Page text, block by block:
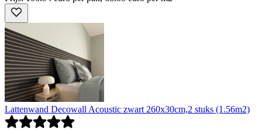
Lattenwand Decowall Acoustic zwart 260x30cm,2 stuks (1.56m2)